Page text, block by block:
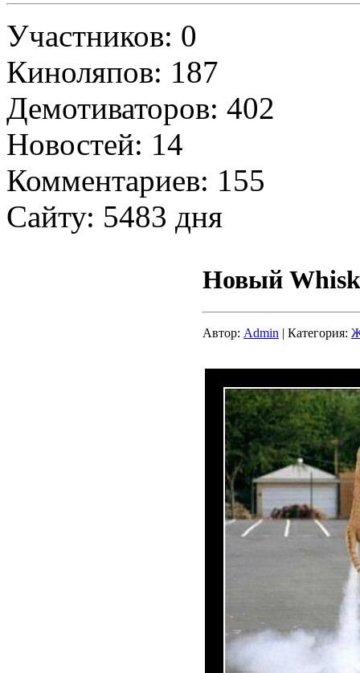
Участников: 0
Киноляпов: 187
Демотиваторов: 402
Новостей: 14
Комментариев: 155
Сайту: 5483 дня
Новый
Автор: Admin | Категория: